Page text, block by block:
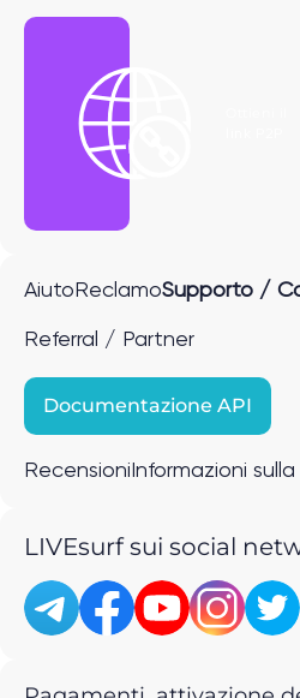
Aiuto ReclamoSupporto /
Referral / Partner
Documentazione API
Recensioni Informazioni
LIVEsurf sui social